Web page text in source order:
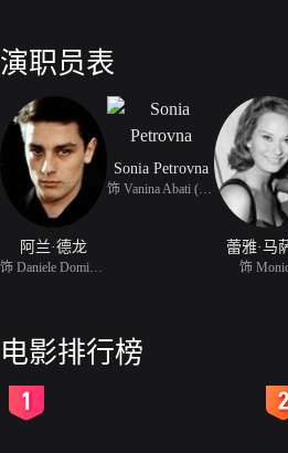
演职员表
阿兰·德龙
Sonia Petrovna
饰 Vanina Abati (as Son
蕾雅·马
饰
电影排行榜